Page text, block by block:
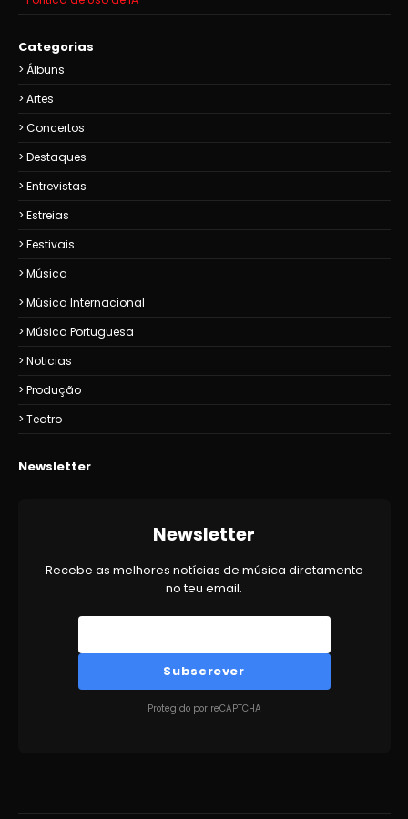
Categorias
Álbuns
Artes
Concertos
Destaques
Entrevistas
Estreias
Festivais
Música
Música Internacional
Música Portuguesa
Noticias
Produção
Teatro
Newsletter
Newsletter
Recebe as melhores notícias de música diretamente
no teu email.
Subscrever
Protegido por reCAPTCHA